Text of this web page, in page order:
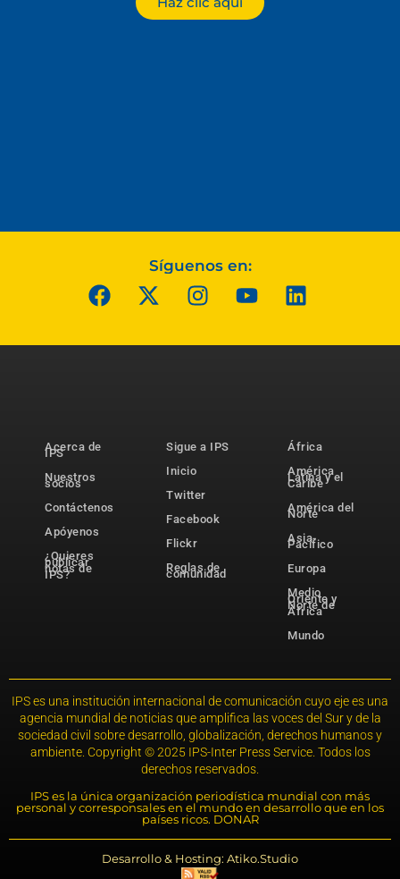
Síguenos en:
Acerca de
IPS
Nuestros
socios
Contáctenos
Apóyenos
¿Quieres
publicar
notas de
IPS?
Sigue a IPS
Inicio
Twitter
Facebook
Flickr
Reglas de
comunidad
África
América
Latina y el
Caribe
América del
Norte
Asia-
Pacífico
Europa
Medio
Oriente y
Norte de
África
Mundo
IPS es una institución internacional de comunicación cuyo eje es una
agencia mundial de noticias que amplifica las voces del Sur y de la
sociedad civil sobre desarrollo, globalización, derechos humanos y
ambiente. Copyright © 2025 IPS-Inter Press Service. Todos los
derechos reservados.
IPS es la única organización periodística mundial con más
personal y corresponsales en el mundo en desarrollo que en los
países ricos. DONAR
Desarrollo & Hosting: Atiko.Studio